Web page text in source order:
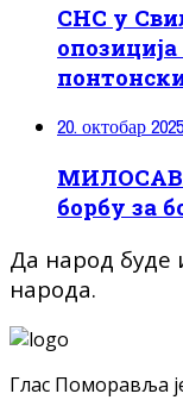
СНС у
20. октобар 2025
борбу за
Да народ буде
народа.
Глас Поморавља